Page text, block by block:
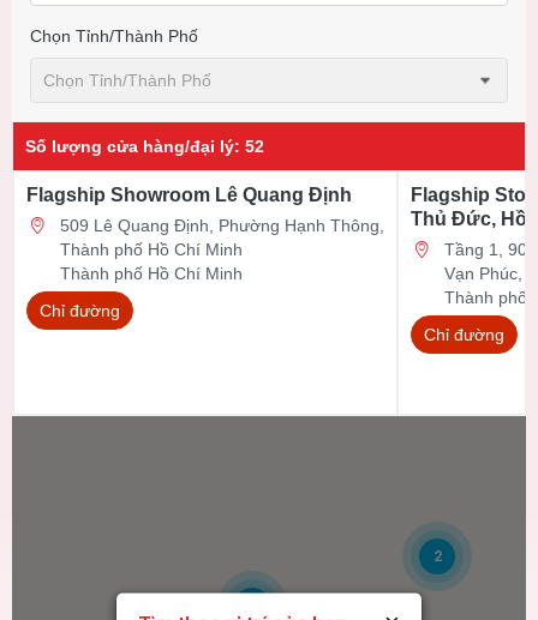
Chọn Tỉnh/thành Phố
Chọn Tỉnh/thành Phố
Số lượng cửa hàng/đại lý: 52
Flagship Showroom Lê Quang Định
509 Lê Quang Định, Phường Hạnh Thông,
Thành phố Hồ Chí Minh
Thành phố Hồ Chí Minh
Chỉ đường
Flagship
Thủ Đức, Hồ
Tầng 1, 90
Vạn Phúc,
Thành phố
Chỉ đường
2